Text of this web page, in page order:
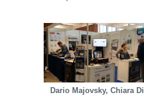
Dario Majovsky, Chiara Di